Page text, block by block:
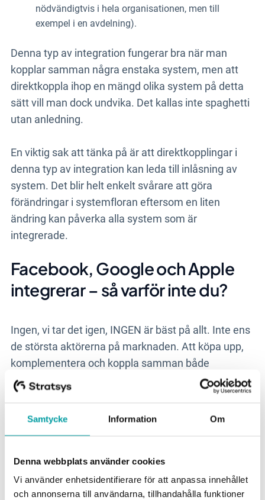
Samtycke Information Om
Denna webbplats använder cookies
Vi använder enhetsidentifierare för att anpassa innehållet
och annonserna till användarna, tillhandahålla funktioner
nödvändigtvis i hela organisationen, men till
exempel i en avdelning).
Denna typ av integration fungerar bra när man
kopplar samman några enstaka system, men att
direktkoppla ihop en mängd olika system på detta
sätt vill man dock undvika. Det kallas inte spaghetti
utan anledning.
En viktig sak att tänka på är att direktkopplingar i
denna typ av integration kan leda till inlåsning av
system. Det blir helt enkelt svårare att göra
förändringar i systemfloran eftersom en liten
ändring kan påverka alla system som är
integrerade.
Facebook, Google och Apple
integrerar – så varför inte du?
Ingen, vi tar det igen, INGEN är bäst på allt. Inte ens
de största aktörerna på marknaden. Att köpa upp,
komplementera och koppla samman både
konkurrenter och partners är en vanlig taktik för alla
stora och mindre it-bolag. Och det finns en ganska
enkel anledning till varför det är så.
sammankopplingar av fristående digitala system
har enenorm potential att förenkla och
automatisera arbetsflödenoch processer.